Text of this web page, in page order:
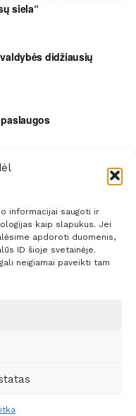
informacijai saugoti ir
kaip slapukus. Jei
apdoroti duomenis,
ID šioje svetainėje.
neigiamai paveikti tam
siela“
didžiausių
užsitęsusi Biržų gėda